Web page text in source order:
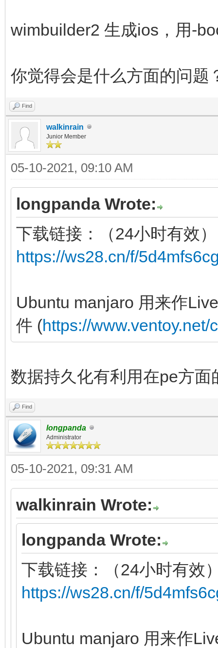
wimbuilder2 生成ios，用-
你觉得会是什么方面的问题
Find
walkinrain
Junior Member
05-10-2021, 09:10 AM
longpanda Wrote:
下载链接：（24小时有效）
https://ws28.cn/f/
Ubuntu manjaro 用来作
件 (https://
数据持久化有利用在pe方面
Find
longpanda
Administrator
05-10-2021, 09:31 AM
walkinrain Wrote:
longpanda Wrote:
下载链接：（24小时有效
https://ws28.cn/f/
Ubuntu manjaro 用来作